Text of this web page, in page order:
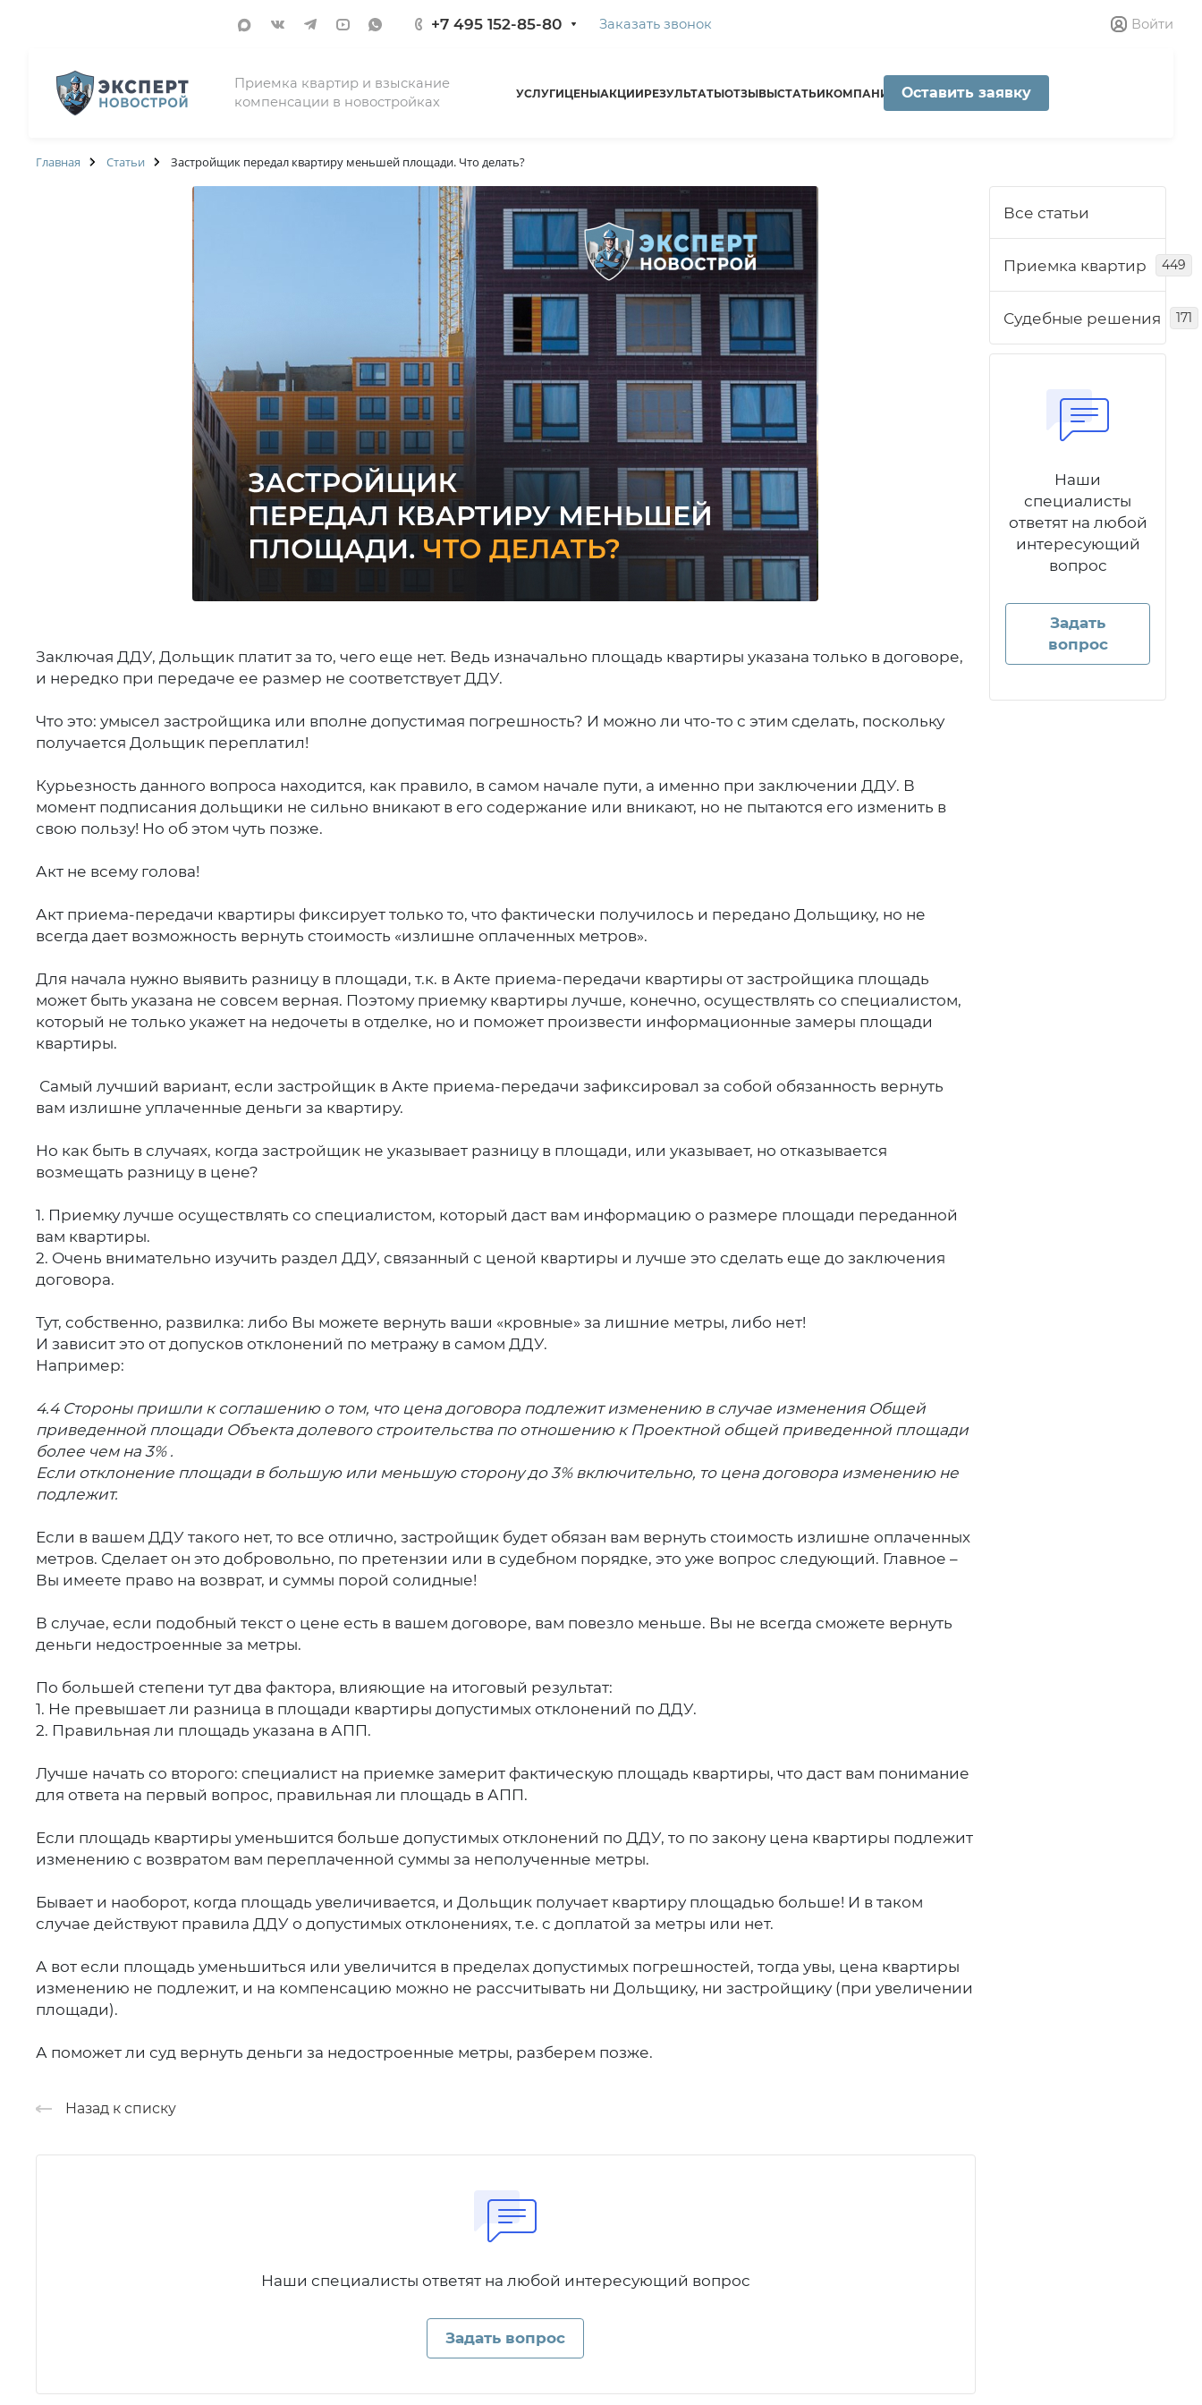
+7 495 152-85-80 Заказать звонок Войти
Приемка квартир и взыскание
компенсации в новостройках
УСЛУГИЦЕНЫАКЦИИРЕЗУЛЬТАТЫОТЗЫВЫСТАТЬИКОМПАНИЯ Оставить заявку
Главная Статьи Застройщик передал квартиру меньшей площади. Что делать?
Заключая ДДУ, Дольщик платит за то, чего еще нет. Ведь изначально площадь квартиры указана только в договоре,
и нередко при передаче ее размер не соответствует ДДУ.
Что это: умысел застройщика или вполне допустимая погрешность? И можно ли что-то с этим сделать, поскольку
получается Дольщик переплатил!
Курьезность данного вопроса находится, как правило, в самом начале пути, а именно при заключении ДДУ. В
момент подписания дольщики не сильно вникают в его содержание или вникают, но не пытаются его изменить в
свою пользу! Но об этом чуть позже.
Акт не всему голова!
Акт приема-передачи квартиры фиксирует только то, что фактически получилось и передано Дольщику, но не
всегда дает возможность вернуть стоимость «излишне оплаченных метров».
Для начала нужно выявить разницу в площади, т.к. в Акте приема-передачи квартиры от застройщика площадь
может быть указана не совсем верная. Поэтому приемку квартиры лучше, конечно, осуществлять со специалистом,
который не только укажет на недочеты в отделке, но и поможет произвести информационные замеры площади
квартиры.
Самый лучший вариант, если застройщик в Акте приема-передачи зафиксировал за собой обязанность вернуть
вам излишне уплаченные деньги за квартиру.
Но как быть в случаях, когда застройщик не указывает разницу в площади, или указывает, но отказывается
возмещать разницу в цене?
1. Приемку лучше осуществлять со специалистом, который даст вам информацию о размере площади переданной
вам квартиры.
2. Очень внимательно изучить раздел ДДУ, связанный с ценой квартиры и лучше это сделать еще до заключения
договора.
Тут, собственно, развилка: либо Вы можете вернуть ваши «кровные» за лишние метры, либо нет!
И зависит это от допусков отклонений по метражу в самом ДДУ.
Например:
4.4 Стороны пришли к соглашению о том, что цена договора подлежит изменению в случае изменения Общей
приведенной площади Объекта долевого строительства по отношению к Проектной общей приведенной площади
более чем на 3% .
Если отклонение площади в большую или меньшую сторону до 3% включительно, то цена договора изменению не
подлежит.
Если в вашем ДДУ такого нет, то все отлично, застройщик будет обязан вам вернуть стоимость излишне оплаченных
метров. Сделает он это добровольно, по претензии или в судебном порядке, это уже вопрос следующий. Главное –
Вы имеете право на возврат, и суммы порой солидные!
В случае, если подобный текст о цене есть в вашем договоре, вам повезло меньше. Вы не всегда сможете вернуть
деньги недостроенные за метры.
По большей степени тут два фактора, влияющие на итоговый результат:
1. Не превышает ли разница в площади квартиры допустимых отклонений по ДДУ.
2. Правильная ли площадь указана в АПП.
Лучше начать со второго: специалист на приемке замерит фактическую площадь квартиры, что даст вам понимание
для ответа на первый вопрос, правильная ли площадь в АПП.
Если площадь квартиры уменьшится больше допустимых отклонений по ДДУ, то по закону цена квартиры подлежит
изменению с возвратом вам переплаченной суммы за неполученные метры.
Бывает и наоборот, когда площадь увеличивается, и Дольщик получает квартиру площадью больше! И в таком
случае действуют правила ДДУ о допустимых отклонениях, т.е. с доплатой за метры или нет.
А вот если площадь уменьшиться или увеличится в пределах допустимых погрешностей, тогда увы, цена квартиры
изменению не подлежит, и на компенсацию можно не рассчитывать ни Дольщику, ни застройщику (при увеличении
площади).
А поможет ли суд вернуть деньги за недостроенные метры, разберем позже.
Назад к списку
Наши специалисты ответят на любой интересующий вопрос
Задать вопрос
Все статьи
Приемка квартир 449
Судебные решения 171
Наши
специалисты
ответят на любой
интересующий
вопрос
Задать
вопрос